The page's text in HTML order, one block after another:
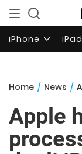
iPhone iPad
Home / News /
Apple